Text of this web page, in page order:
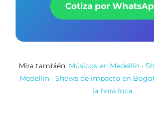
Cotiza por
Mira también: Músicos en Medellín ·
Medellín· Shows de impacto en
la hora loca